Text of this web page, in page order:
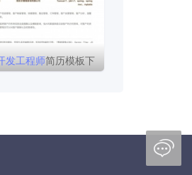
发工程师简历模板下
